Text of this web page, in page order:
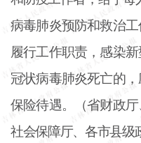
病毒肺炎预防和救治
履行工作职责，感染
冠状病毒肺炎死亡的
保险待遇。（省财政
社会保障厅、各市县级